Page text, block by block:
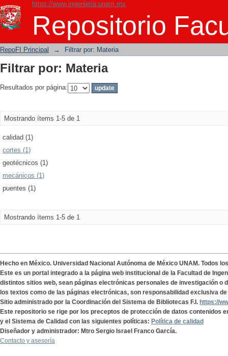
https://www.ingenieria.unam.mx
Repositorio
Filtrar por: Materia
RepoFI Principal → Filtrar por: Materia
Filtrar por: Materia
Resultados por página:
Mostrando ítems 1-5 de 1
calidad (1)
cortes (1)
geotécnicos (1)
mecánicos (1)
puentes (1)
Mostrando ítems 1-5 de 1
Hecho en México. Universidad Nacional Autónoma de México UNAM. Todos
Este es un portal integrado a la página web institucional de la Facultad de
distintos sitios web, sean páginas electrónicas personales de investigación o
los textos como de las páginas electrónicas, son responsabilidad exclusiva
Sitio administrado por la Coordinación del Sistema de Bibliotecas F.I. https://
Este repositorio se rige por los preceptos de protección de datos contenidos
y el Sistema de Calidad con las siguientes políticas: Política de calidad
Diseñador y administrador: Mtro Sergio Israel Franco García.
Contacto y asesoría